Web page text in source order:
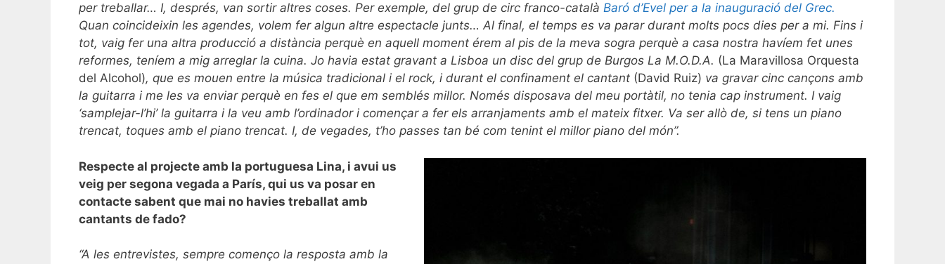
per treballar… I, després, van sortir altres coses. Per exemple, del grup de circ franco-català Baró d’Evel per a la inauguració del Grec.
Quan coincideixin les agendes, volem fer algun altre espectacle junts… Al final, el temps es va parar durant molts pocs dies per a mi. Fins i
tot, vaig fer una altra producció a distància perquè en aquell moment érem al pis de la meva sogra perquè a casa nostra havíem fet unes
reformes, teníem a mig arreglar la cuina. Jo havia estat gravant a Lisboa un disc del grup de Burgos La M.O.D.A. (La Maravillosa Orquesta
del Alcohol), que es mouen entre la música tradicional i el rock, i durant el confinament el cantant (David Ruiz) va gravar cinc cançons amb
la guitarra i me les va enviar perquè en fes el que em semblés millor. Només disposava del meu portàtil, no tenia cap instrument. I vaig
‘samplejar-l’hi’ la guitarra i la veu amb l’ordinador i començar a fer els arranjaments amb el mateix fitxer. Va ser allò de, si tens un piano
trencat, toques amb el piano trencat. I, de vegades, t’ho passes tan bé com tenint el millor piano del món”.
Respecte al projecte amb la portuguesa Lina, i avui us
veig per segona vegada a París, qui us va posar en
contacte sabent que mai no havies treballat amb
cantants de fado?
“A les entrevistes, sempre començo la resposta amb la